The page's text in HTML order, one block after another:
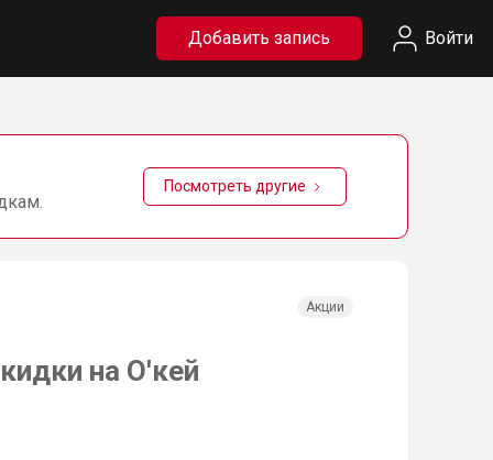
Добавить запись Войти
Посмотреть другие
Акции
на О'кей